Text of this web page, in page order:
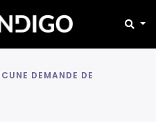
DEMANDE DE